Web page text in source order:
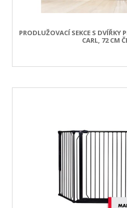
PRODLUŽOVACÍ SEKCE S
CARL, 72 CM